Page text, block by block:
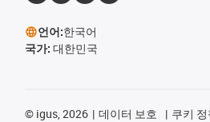
언어:한국어
국가: 대한민국
© igus, 2026 데이터 보호 쿠키 정